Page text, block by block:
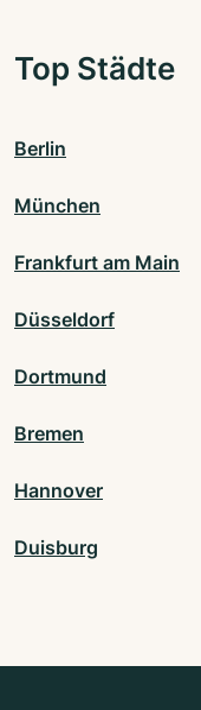
Top Städte
Berlin
München
Frankfurt am Main
Düsseldorf
Dortmund
Bremen
Hannover
Duisburg